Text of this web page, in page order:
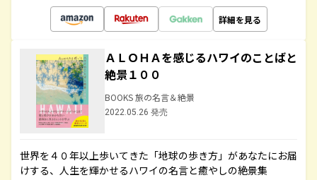
詳細を見る
ＡＬＯＨＡを感じるハワイのことばと
絶景１００
BOOKS 旅の名言＆絶景
2022.05.26 発売
世界を４０年以上歩いてきた「地球の歩き方」があなたにお届
けする、人生を輝かせるハワイの名言と癒やしの絶景集